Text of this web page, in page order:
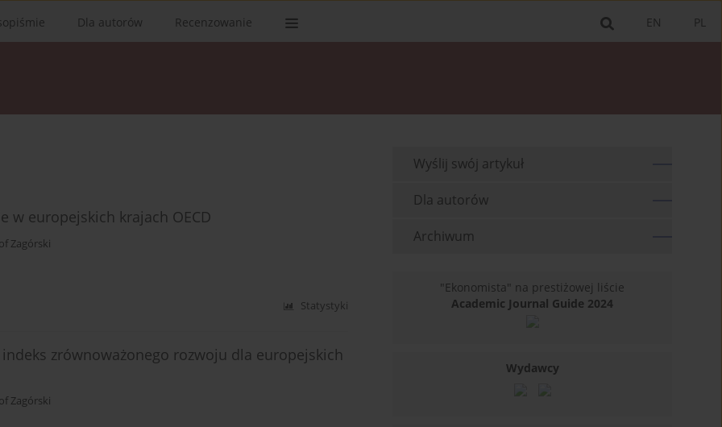
PL
EN
Dla autorów Recenzowanie
w europejskich krajach OECD
Zagórski
Statystyki
zrównoważonego rozwoju dla europejskich
Zagórski
Wyślij swój artykuł
Dla autorów
Archiwum
"Ekonomista" na prestiżowej liście
Academic Journal Guide 2024
Wydawcy